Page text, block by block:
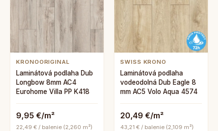
KRONOORIGINAL
Laminátová podlaha Dub
Longbow 8mm AC4
Eurohome Villa PP K418
9,95 €/m²
22,49 € / balenie (2,260 m²)
SWISS KRONO
Laminátová podlaha
vodeodolná Dub Eagle 8
mm AC5 Volo Aqua 4574
20,49 €/m²
43,21 € / balenie (2,109 m²)